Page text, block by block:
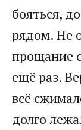
бояться,
рядом. Не
прощание
ещё раз.
всё
долго